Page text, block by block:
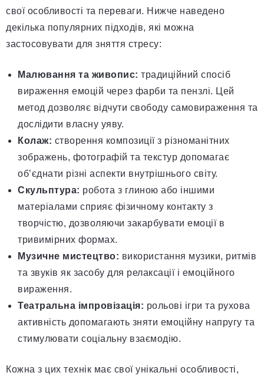
свої особливості та переваги. Нижче наведено
декілька популярних підходів, які можна
застосовувати для зняття стресу:
Малювання та живопис: традиційний спосіб
вираження емоцій через фарби та пензлі. Цей
метод дозволяє відчути свободу самовираження та
дослідити власну уяву.
Колаж: створення композиції з різноманітних
зображень, фотографій та текстур допомагає
об’єднати різні аспекти внутрішнього світу.
Скульптура: робота з глиною або іншими
матеріалами сприяє фізичному контакту з
творчістю, дозволяючи закарбувати емоції в
тривимірних формах.
Музичне мистецтво: використання музики, ритмів
та звуків як засобу для релаксації і емоційного
вираження.
Театральна імпровізація: рольові ігри та рухова
активність допомагають зняти емоційну напругу та
стимулювати соціальну взаємодію.
Кожна з цих технік має свої унікальні особливості,